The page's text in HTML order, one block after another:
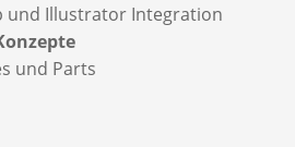
und Illustrator Integration
und Parts